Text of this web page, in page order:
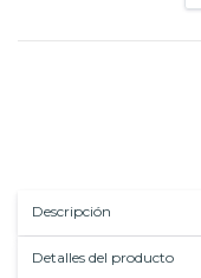
Descripción
Detalles del producto